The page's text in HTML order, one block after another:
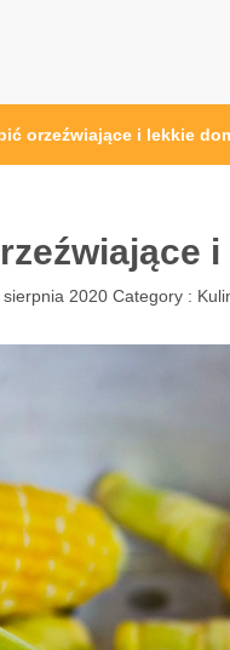
orzeźwiające i lekkie
sierpnia 2020 Category :